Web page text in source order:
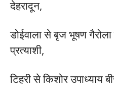
देहरादून,
डोईवाला से बृज भूषण गैरोला
प्रत्याशी,
टिहरी से किशोर उपाध्याय